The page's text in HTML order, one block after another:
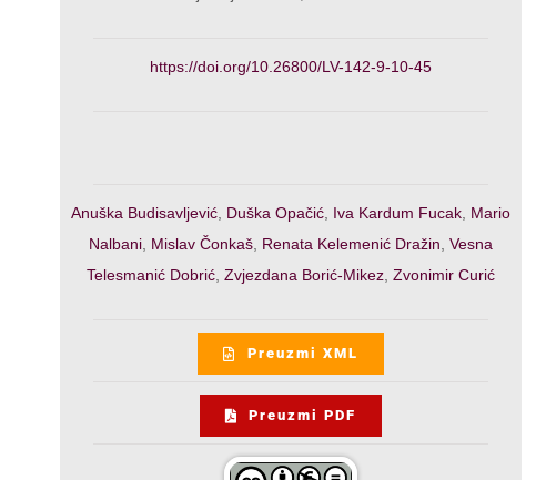
https://doi.org/10.26800/LV-142-9-10-45
Anuška Budisavljević, Duška Opačić, Iva Kardum Fucak, Mario
Nalbani, Mislav Čonkaš, Renata Kelemenić Dražin, Vesna
Telesmanić Dobrić, Zvjezdana Borić-Mikez, Zvonimir Curić
Preuzmi XML
Preuzmi PDF